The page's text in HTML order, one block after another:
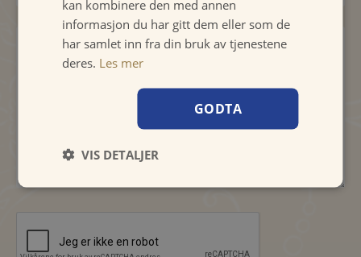
kan kombinere den med annen
informasjon du har gitt dem eller som de
har samlet inn fra din bruk av tjenestene
deres. Les mer
GODTA
VIS DETALJER